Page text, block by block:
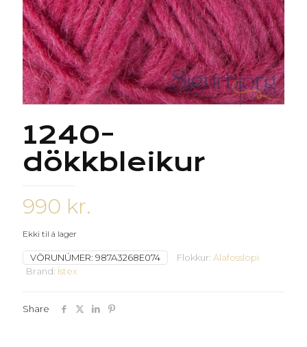
1240-
dökkbleikur
990 kr.
Ekki til á lager
VÖRUNÚMER: 987A3268E074 Flokkur: Álafosslopi
Brand: Ístex
Share